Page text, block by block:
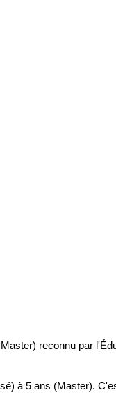
reconnu par
à 5 ans (Master).